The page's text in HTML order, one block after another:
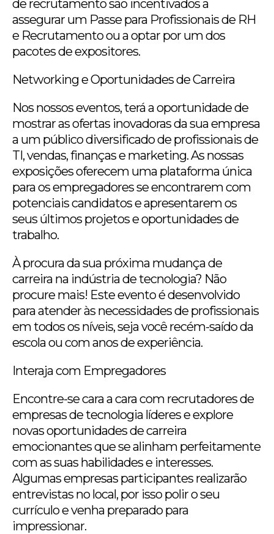
de recrutamento são incentivados a
assegurar um Passe para Profissionais de RH
e Recrutamento ou a optar por um dos
pacotes de expositores.
Networking e Oportunidades de Carreira
Nos nossos eventos, terá a oportunidade de
mostrar as ofertas inovadoras da sua empresa
a um público diversificado de profissionais de
TI, vendas, finanças e marketing. As nossas
exposições oferecem uma plataforma única
para os empregadores se encontrarem com
potenciais candidatos e apresentarem os
seus últimos projetos e oportunidades de
trabalho.
À procura da sua próxima mudança de
carreira na indústria de tecnologia? Não
procure mais! Este evento é desenvolvido
para atender às necessidades de profissionais
em todos os níveis, seja você recém-saído da
escola ou com anos de experiência.
Interaja com Empregadores
Encontre-se cara a cara com recrutadores de
empresas de tecnologia líderes e explore
novas oportunidades de carreira
emocionantes que se alinham perfeitamente
com as suas habilidades e interesses.
Algumas empresas participantes realizarão
entrevistas no local, por isso polir o seu
currículo e venha preparado para
impressionar.